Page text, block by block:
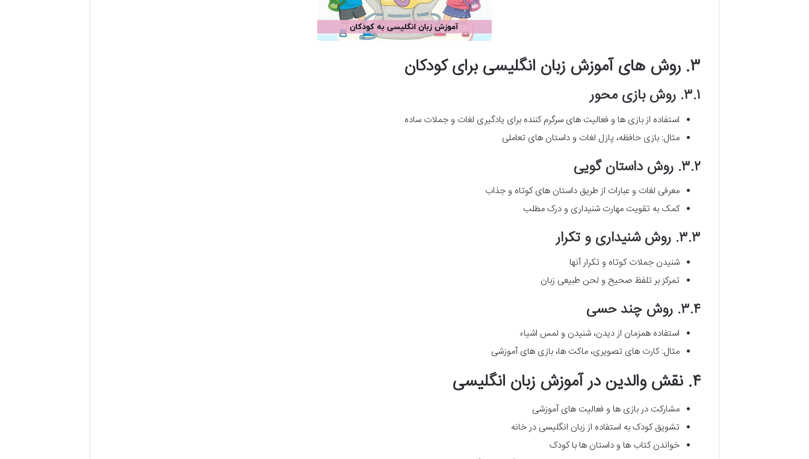
۳. روش های آموزش زبان انگلیسی برای کودکان
۳.۱. روش بازی محور
استفاده از بازی ها و فعالیت های سرگرم کننده برای یادگیری لغات و جملات ساده
مثال: بازی حافظه، پازل لغات و داستان های تعاملی
۳.۲. روش داستان گویی
معرفی لغات و عبارات از طریق داستان های کوتاه و جذاب
کمک به تقویت مهارت شنیداری و درک مطلب
۳.۳. روش شنیداری و تکرار
شنیدن جملات کوتاه و تکرار آنها
تمرکز بر تلفظ صحیح و لحن طبیعی زبان
۳.۴. روش چند حسی
استفاده همزمان از دیدن، شنیدن و لمس اشیاء
مثال: کارت های تصویری، ماکت ها، بازی های آموزشی
۴. نقش والدین در آموزش زبان انگلیسی
مشارکت در بازی ها و فعالیت های آموزشی
تشویق کودک به استفاده از زبان انگلیسی در خانه
خواندن کتاب ها و داستان ها با کودک